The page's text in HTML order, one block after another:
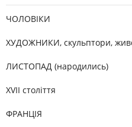
ЧОЛОВІКИ
ХУДОЖНИКИ, скульптори,
ЛИСТОПАД (народились)
XVII століття
ФРАНЦІЯ